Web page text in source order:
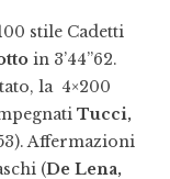
stile Cadetti
in 3’44”62.
la 4×200
Tucci,
Affermazioni
(De Lena,